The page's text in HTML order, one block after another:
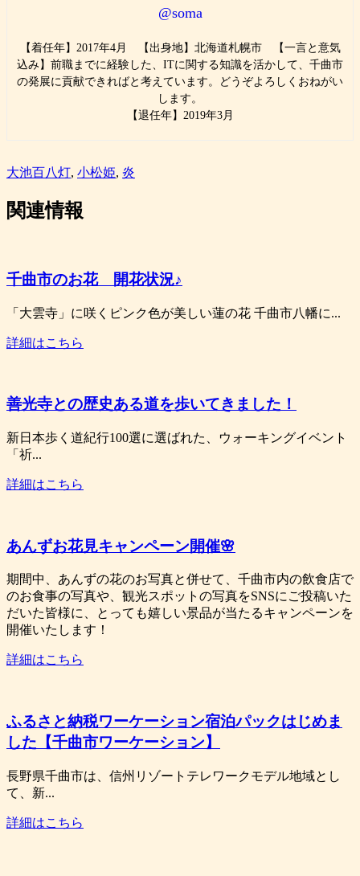
@soma
【着任年】2017年4月 【出身地】北海道札幌市 【一言と意気
込み】前職までに経験した、ITに関する知識を活かして、千曲市
の発展に貢献できればと考えています。どうぞよろしくおねがい
します。
【退任年】2019年3月
大池百八灯, 小松姫, 炎
関連情報
千曲市のお花 開花状況♪
「大雲寺」に咲くピンク色が美しい蓮の花 千曲市八幡に...
詳細はこちら
善光寺との歴史ある道を歩いてきました！
新日本歩く道紀行100選に選ばれた、ウォーキングイベント
「祈...
詳細はこちら
あんずお花見キャンペーン開催🌸
期間中、あんずの花のお写真と併せて、千曲市内の飲食店で
のお食事の写真や、観光スポットの写真をSNSにご投稿いた
だいた皆様に、とっても嬉しい景品が当たるキャンペーンを
開催いたします！
詳細はこちら
ふるさと納税ワーケーション宿泊パックはじめま
した【千曲市ワーケーション】
長野県千曲市は、信州リゾートテレワークモデル地域とし
て、新...
詳細はこちら